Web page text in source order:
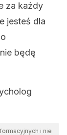
za każdy
jesteś dla
będę
i nie